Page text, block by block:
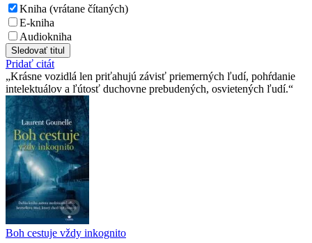
Kniha (vrátane čítaných)
E-kniha
Audiokniha
Sledovať titul
Pridať citát
Krásne vozidlá len priťahujú závisť priemerných ľudí, pohŕdanie
intelektuálov a ľútosť duchovne prebudených, osvietených ľudí.
Boh cestuje vždy inkognito